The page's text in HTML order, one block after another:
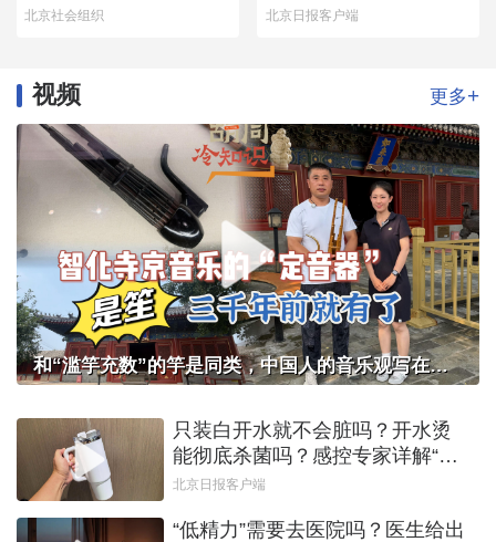
集通知
北京社会组织 北京日报客户端
视频 更多+
和“滥竽充数”的竽是同类，中国人的音乐观写在智化寺京音乐的乐器里
只装白开水就不会脏吗？开水烫
能彻底杀菌吗？感控专家详解“吸
管杯”藏菌真相｜都视频·热观察
北京日报客户端
“低精力”需要去医院吗？医生给出